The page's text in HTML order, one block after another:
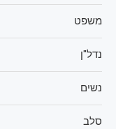
משפט
נדל"ן
נשים
סלב